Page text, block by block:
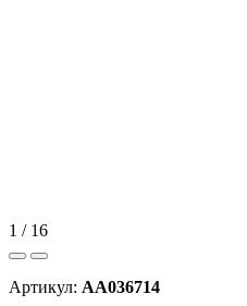
1 / 16
Артикул: AA036714